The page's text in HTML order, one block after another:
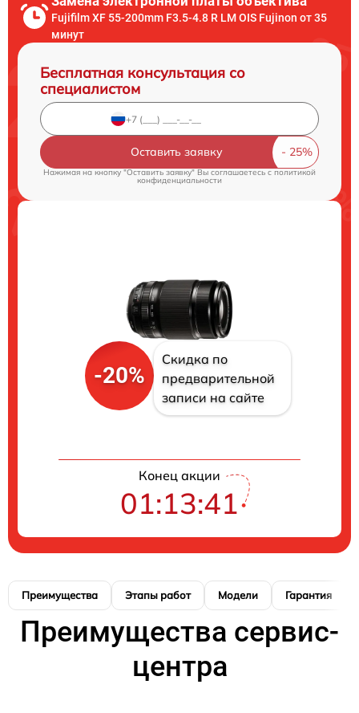
Fujifilm XF 55-200mm F3.5-4.8 R LM OIS Fujinon от 35
минут
Бесплатная консультация со
специалистом
Оставить заявку
Нажимая на кнопку "Оставить заявку" Вы соглашаетесь c политикой
конфиденциальности
-20%
Скидка по
предварительной
записи на сайте
Конец акции
01:13:40
Преимущества Этапы работ Модели Гарантия
Преимущества сервис-
центра